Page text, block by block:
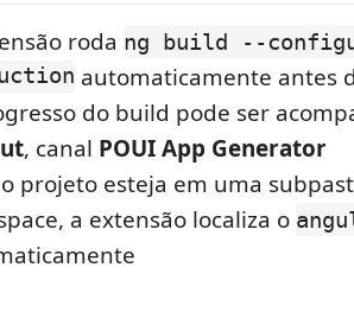
roda ng build --
automaticamente antes
do build pode ser
, canal POUI App Generator
o projeto esteja em uma
a extensão localiza o